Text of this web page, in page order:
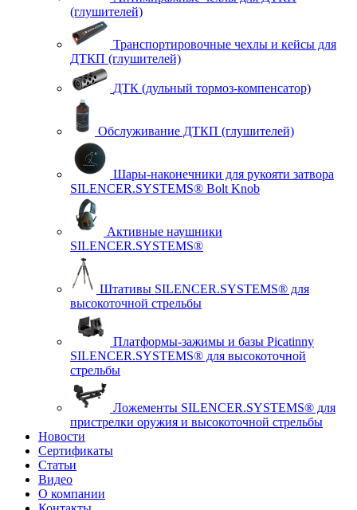
(глушителей)
Транспортировочные чехлы и кейсы для
ДТКП (глушителей)
ДТК (дульный тормоз-компенсатор)
Обслуживание ДТКП (глушителей)
Шары-наконечники для рукояти затвора
SILENCER.SYSTEMS® Bolt Knob
Активные наушники
SILENCER.SYSTEMS®
Штативы SILENCER.SYSTEMS® для
высокоточной стрельбы
Платформы-зажимы и базы Picatinny
SILENCER.SYSTEMS® для высокоточной
стрельбы
Ложементы SILENCER.SYSTEMS® для
пристрелки оружия и высокоточной стрельбы
Новости
Сертификаты
Статьи
Видео
О компании